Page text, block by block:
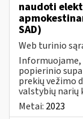
naudoti
SAD)
Web turinio
Informuojame,
popierinio
prekių vežimo
valstybių narių
Metai: 2023